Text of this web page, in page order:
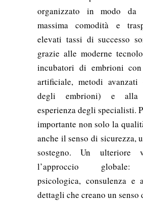
organizzato in modo da
massima comodità e
elevati tassi di successo
grazie alle moderne
incubatori di embrioni
artificiale, metodi avanzati
degli embrioni) e alla
esperienza degli specialisti.
importante non solo la
anche il senso di sicurezza,
sostegno. Un ulteriore
l’approccio globale:
psicologica, consulenza e
dettagli che creano un senso